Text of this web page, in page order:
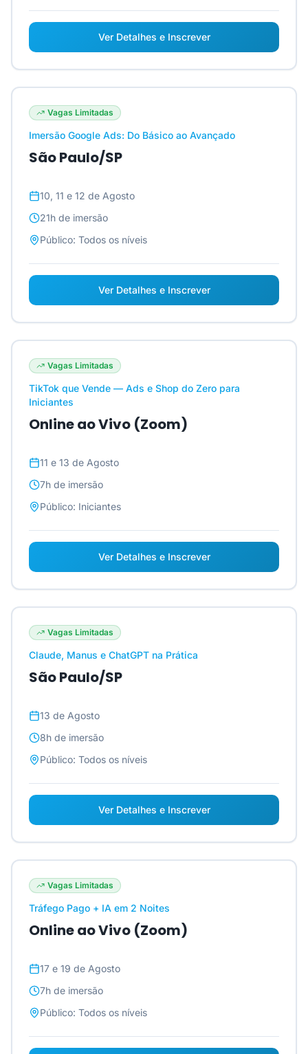
Ver Detalhes e Inscrever
Vagas Limitadas
Imersão Google Ads: Do Básico ao Avançado
São Paulo/SP
10, 11 e 12 de Agosto
21h de imersão
Público: Todos os níveis
Ver Detalhes e Inscrever
Vagas Limitadas
TikTok que Vende — Ads e Shop do Zero para
Iniciantes
Online ao Vivo (Zoom)
11 e 13 de Agosto
7h de imersão
Público: Iniciantes
Ver Detalhes e Inscrever
Vagas Limitadas
Claude, Manus e ChatGPT na Prática
São Paulo/SP
13 de Agosto
8h de imersão
Público: Todos os níveis
Ver Detalhes e Inscrever
Vagas Limitadas
Tráfego Pago + IA em 2 Noites
Online ao Vivo (Zoom)
17 e 19 de Agosto
7h de imersão
Público: Todos os níveis